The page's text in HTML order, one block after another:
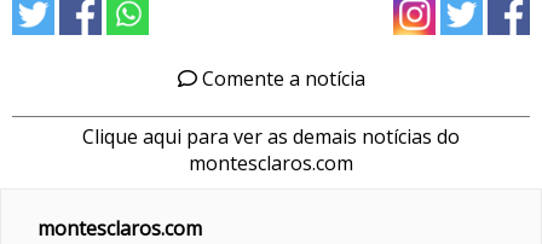
Comente a notícia
Clique aqui para ver as demais notícias do
montesclaros.com
montesclaros.com